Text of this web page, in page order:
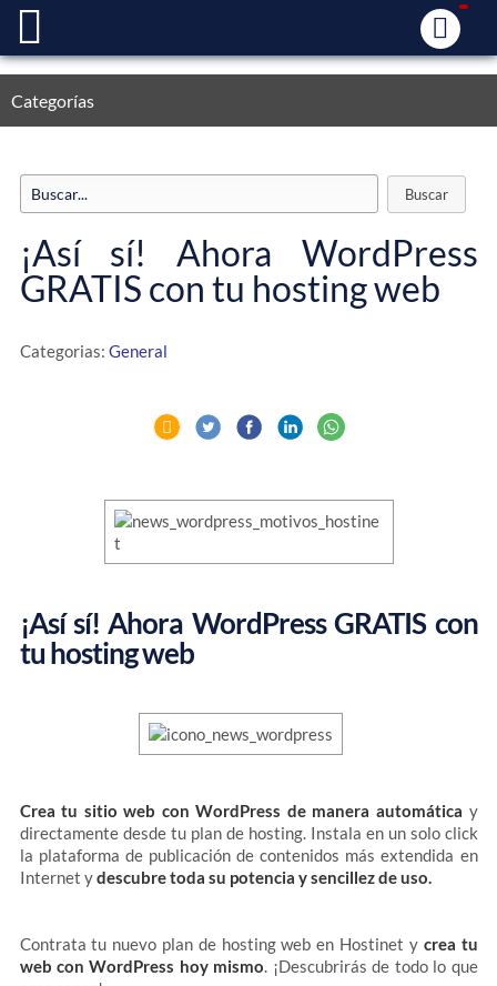
Categorías
¡Así sí! Ahora WordPress
GRATIS con tu hosting web
Categorias: General
¡Así sí! Ahora WordPress GRATIS con
tu hosting web
Crea tu sitio web con WordPress de manera automática y
directamente desde tu plan de hosting. Instala en un solo click
la plataforma de publicación de contenidos más extendida en
Internet ydescubre toda su potencia y sencillez de uso.
Contrata tu nuevo plan de hosting web en Hostinet y crea tu
web con WordPress hoy mismo. ¡Descubrirás de todo lo que